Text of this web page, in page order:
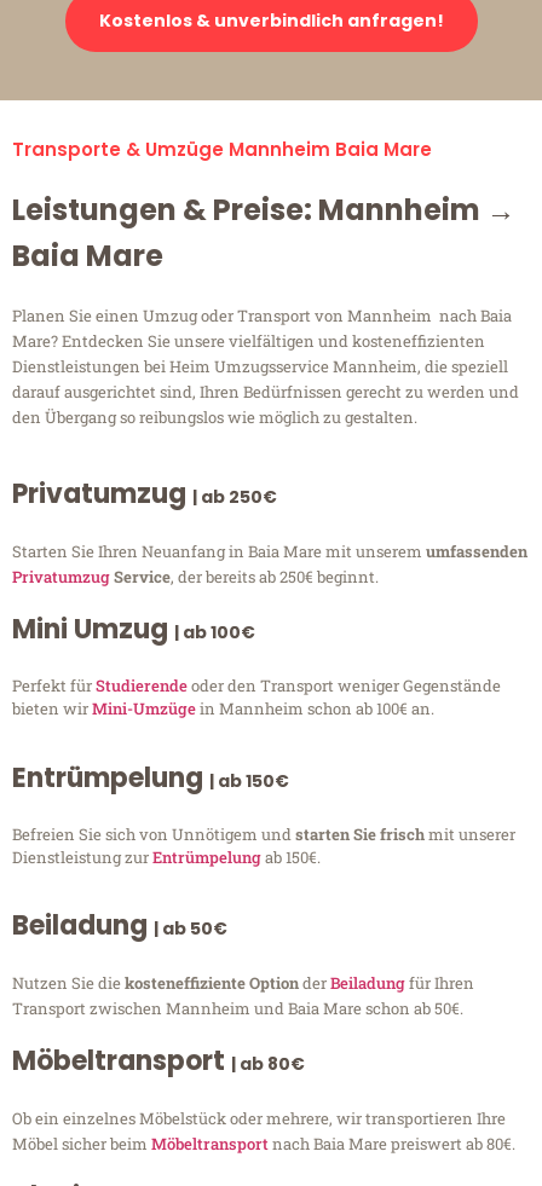
Kostenlos & unverbindlich anfragen!
Transporte & Umzüge Mannheim Baia Mare
Leistungen & Preise: Mannheim →
Baia Mare
Planen Sie einen Umzug oder Transport von Mannheim nach Baia
Mare? Entdecken Sie unsere vielfältigen und kosteneffizienten
Dienstleistungen bei Heim Umzugsservice Mannheim, die speziell
darauf ausgerichtet sind, Ihren Bedürfnissen gerecht zu werden und
den Übergang so reibungslos wie möglich zu gestalten.
Privatumzug | ab 250€
Starten Sie Ihren Neuanfang in Baia Mare mit unserem umfassenden
PrivatumzugService, der bereits ab 250€ beginnt.
Mini Umzug | ab 100€
Perfekt fürStudierendeoder den Transport weniger Gegenstände
bieten wirMini-Umzügein Mannheim schon ab 100€ an.
Entrümpelung | ab 150€
Befreien Sie sich von Unnötigem undstarten Sie frischmit unserer
Dienstleistung zurEntrümpelungab 150€.
Beiladung | ab 50€
Nutzen Sie diekosteneffiziente OptionderBeiladungfür Ihren
Transport zwischen Mannheim und Baia Mare schon ab 50€.
Möbeltransport | ab 80€
Ob ein einzelnes Möbelstück oder mehrere, wir transportieren Ihre
Möbel sicher beim Möbeltransportnach Baia Mare preiswert ab 80€.